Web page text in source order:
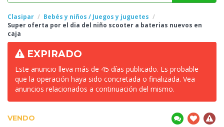
Clasipar
Bebés y niños / Juegos y juguetes
Super oferta por el dia del niño scooter a baterias nuevos en
caja
EXPIRADO
Este anuncio lleva más de 45 días publicado. Es probable
que la operación haya sido concretada o finalizada. Vea
anuncios relacionados a continuación del mismo.
VENDO